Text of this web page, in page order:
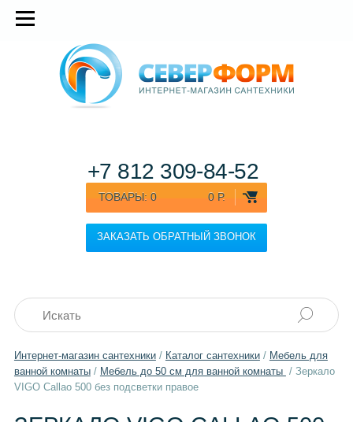
ТОВАРЫ: 0 0 Р.
ЗАКАЗАТЬ ОБРАТНЫЙ ЗВОНОК
+7 812 309-84-52
Интернет-магазин сантехники/ Каталог сантехники/ Мебель для
ванной комнаты/ Мебель до 50 см для ванной комнаты / Зеркало
VIGO Callao 500 без подсветки правое